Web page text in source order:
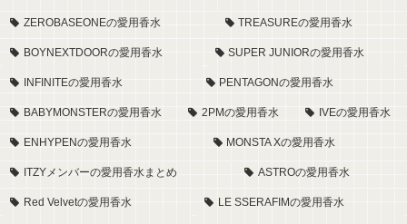
ZEROBASEONEの愛用香水 TREASUREの愛用香水
BOYNEXTDOORの愛用香水 SUPER JUNIORの愛用香水
INFINITEの愛用香水 PENTAGONの愛用香水
BABYMONSTERの愛用香水 2PMの愛用香水 IVEの愛用香水
ENHYPENの愛用香水 MONSTA Xの愛用香水
ITZYメンバーの愛用香水まとめ ASTROの愛用香水
Red Velvetの愛用香水 LE SSERAFIMの愛用香水